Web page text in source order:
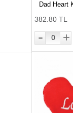
Dad Heart
382.80 TL
- 0 +